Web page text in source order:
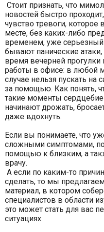
Стоит признать, что
новостей быстро
чувство тревоги, которое
месте, без каких-либо
временем, уже
бывают панические
время вечерней
работы в офисе: в любой
случае нельзя пускать на
за помощью. Как понять,
такие моменты
начинают дрожать,
даже вдохнуть.
Если вы понимаете, что
сложными симптомами,
помощью к близким, а
врачу.
А если по каким-то
сделать, то мы
материал, в котором
специалистов в области
это может стать для вас
ситуациях.